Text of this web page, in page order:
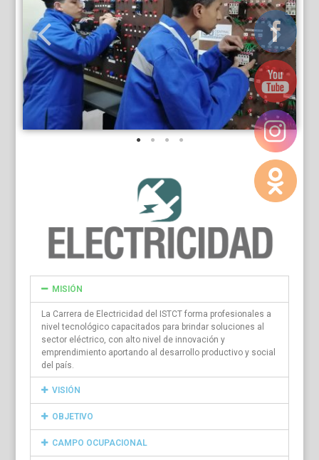
MISIÓN
La Carrera de Electricidad del ISTCT forma profesionales a
nivel tecnológico capacitados para brindar soluciones al
sector eléctrico, con alto nivel de innovación y
emprendimiento aportando al desarrollo productivo y social
del país.
VISIÓN
OBJETIVO
CAMPO OCUPACIONAL